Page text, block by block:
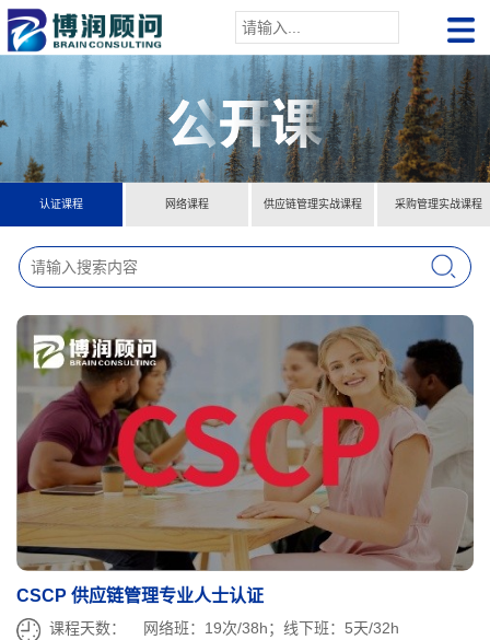
认证课程 网络课程 供应链管理实战课程 采购管理实战课程
CSCP 供应链管理专业人士认证
课程天数：
网络班：19次/38h；线下班：5天/32h